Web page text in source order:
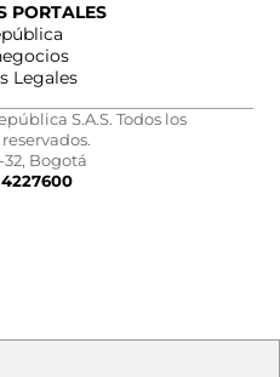
PORTALES
Legales
S.A.S. Todos los
32, Bogotá
4227600